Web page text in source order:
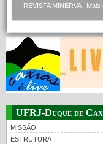
REVISTA MINERVA
UFRJ-Duque de
MISSÃO
ESTRUTURA